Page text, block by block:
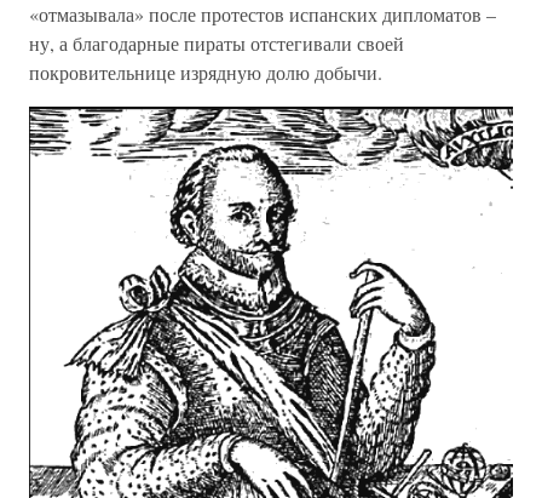
«отмазывала» после протестов испанских дипломатов –
ну, а благодарные пираты отстегивали своей
покровительнице изрядную долю добычи.